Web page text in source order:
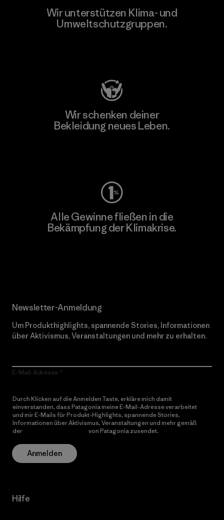
Wir unterstützen Klima- und
Umweltschutzgruppen.
Wir schenken deiner
Bekleidung neues Leben.
Alle Gewinne fließen in die
Bekämpfung der Klimakrise.
Newsletter-Anmeldung
Um Produkthighlights, spannende Stories, Informationen
über Aktivismus, Veranstaltungen und mehr zu erhalten.
E-Mail-Adresse
Durch Klicken auf die Anmelden Taste, erkläre mich damit
einverstanden, dass Patagonia meine E-Mail-Adresse verarbeitet
und mir E-Mails für Produkt-Highlights, spannende Stories,
Informationen über Aktivismus, Veranstaltungen und mehr gemäß
der
von Patagonia zusendet.
Anmelden
Hilfe